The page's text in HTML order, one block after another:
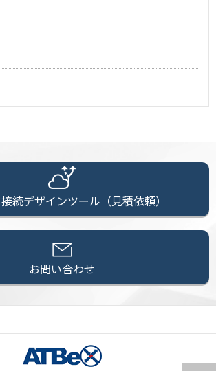
続デザインツール（見積依頼）
お問い合わせ